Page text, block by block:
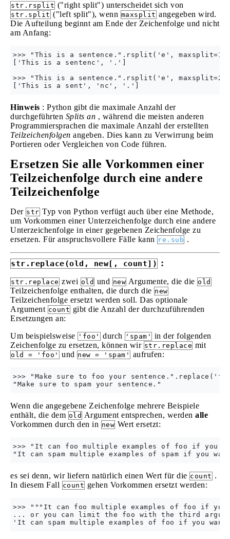
str.rsplit ("right split") unterscheidet sich von
str.split ("left split"), wenn maxsplit angegeben wird.
Die Aufteilung beginnt am Ende der Zeichenfolge und nicht
am Anfang:
>>> "This is a sentence.".rsplit('e', maxsplit=1)
['This is a sentenc', '.']
>>> "This is a sentence.".rsplit('e', maxsplit=2)
Hinweis : Python gibt die maximale Anzahl der
durchgeführten Splits an , während die meisten anderen
Programmiersprachen die maximale Anzahl der erstellten
Teilzeichenfolgen angeben. Dies kann zu Verwirrung beim
Portieren oder Vergleichen von Code führen.
Ersetzen Sie alle Vorkommen einer
Teilzeichenfolge durch eine andere
Teilzeichenfolge
Der str Typ von Python verfügt auch über eine Methode,
um Vorkommen einer Unterzeichenfolge durch eine andere
Unterzeichenfolge in einer gegebenen Zeichenfolge zu
ersetzen. Für anspruchsvollere Fälle kann re.sub .
str.replace(old, new[, count]) :
str.replace zwei old und new Argumente, die die old
Teilzeichenfolge enthalten, die durch die new
Teilzeichenfolge ersetzt werden soll. Das optionale
Argument count gibt die Anzahl der durchzuführenden
Ersetzungen an:
Um beispielsweise 'foo' durch 'spam' in der folgenden
Zeichenfolge zu ersetzen, können wir str.replace mit
old = 'foo' und new = 'spam' aufrufen:
>>> "Make sure to foo your
Wenn die angegebene Zeichenfolge mehrere Beispiele
enthält, die dem old Argument entsprechen, werden alle
Vorkommen durch den in new Wert ersetzt:
>>> "It can foo multiple examples of foo if you
es sei denn, wir liefern natürlich einen Wert für die count .
In diesem Fall count gehen Vorkommen ersetzt werden:
>>> """It can foo multiple examples of foo if
... or you can limit the foo with the third